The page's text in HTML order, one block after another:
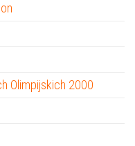
Olimpijskich 2000